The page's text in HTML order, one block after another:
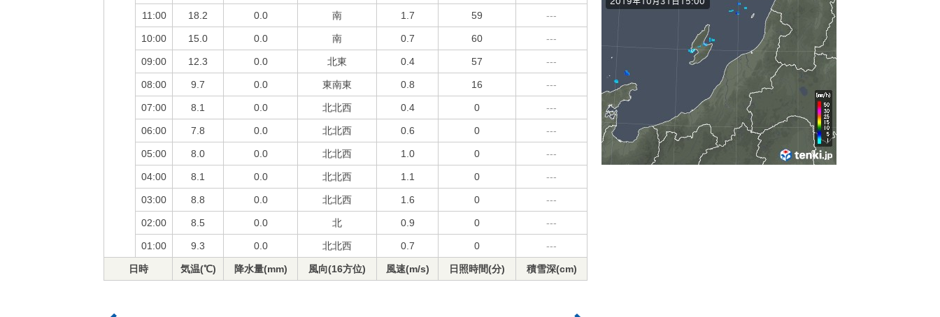
11:00 18.2 0.0 南 1.7 59 ---
10:00 15.0 0.0 南 0.7 60 ---
09:00 12.3 0.0 北東 0.4 57 ---
08:00 9.7 0.0 東南東 0.8 16 ---
07:00 8.1 0.0 北北西 0.4 0 ---
06:00 7.8 0.0 北北西 0.6 0 ---
05:00 8.0 0.0 北北西 1.0 0 ---
04:00 8.1 0.0 北北西 1.1 0 ---
03:00 8.8 0.0 北北西 1.6 0 ---
02:00 8.5 0.0 北 0.9 0 ---
01:00 9.3 0.0 北北西 0.7 0 ---
日時 気温(℃) 降水量(mm) 風向(16方位) 風速(m/s) 日照時間(分) 積雪深(cm)